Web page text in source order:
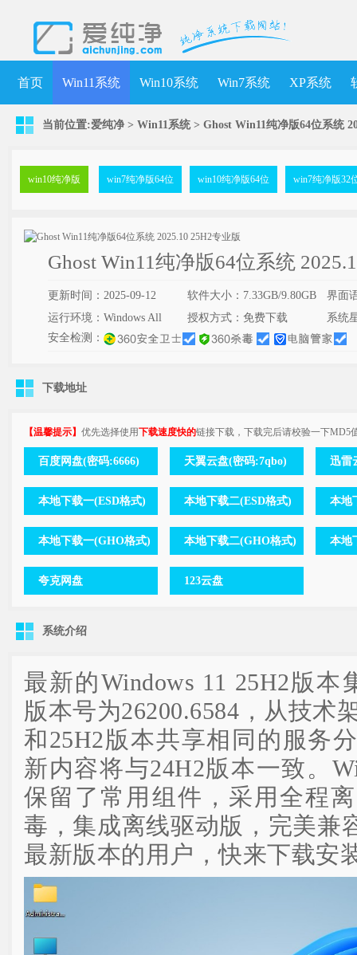
首页 Win11系统 Win10系统 Win7系统 XP系统
当前位置:爱纯净 > Win11系统> Ghost Win11纯净版64位系统
win10纯净版 win7纯净版64位 win10纯净版64位 win7纯净版32
Ghost Win11纯净版64位系统
更新时间：2025-09-12 软件大小：7.33GB/9.80GB
界面
运行环境：Windows All
授权方式：免费下载
系统
安全检测：
下载地址
【温馨提示】 优先选择使用下载速度快的链接下载，下载完后请校验一下MD5
百度网盘(密码:6666) 天翼云盘(密码:7qbo) 迅雷
本地下载一(ESD格式) 本地下载二(ESD格式) 本地
本地下载一(GHO格式) 本地下载二(GHO格式) 本地
夸克网盘 123云盘
系统介绍
最新的Windows 11 25H2版
版本号为26200.6584，从技术
和25H2版本共享相同的服务
新内容将与24H2版本一致。
保留了常用组件，采用全程
毒，集成离线驱动版，完美兼
最新版本的用户，快来下载安